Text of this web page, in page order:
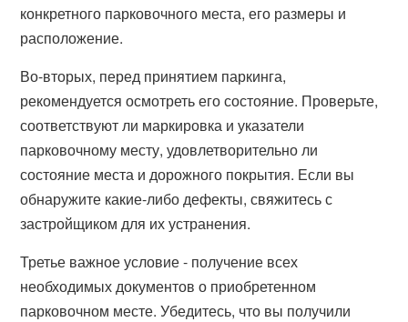
конкретного парковочного места, его размеры и
расположение.
Во-вторых, перед принятием паркинга,
рекомендуется осмотреть его состояние. Проверьте,
соответствуют ли маркировка и указатели
парковочному месту, удовлетворительно ли
состояние места и дорожного покрытия. Если вы
обнаружите какие-либо дефекты, свяжитесь с
застройщиком для их устранения.
Третье важное условие - получение всех
необходимых документов о приобретенном
парковочном месте. Убедитесь, что вы получили